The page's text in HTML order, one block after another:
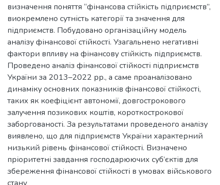
визначення поняття “фінансова стійкість підприємств”,
виокремлено сутність категорії та значення для
підприємств. Побудовано організаційну модель
аналізу фінансової стійкості. Узагальнено негативні
фактори впливу на фінансову стійкість підприємств.
Проведено аналіз фінансової стійкості підприємств
України за 2013–2022 рр., а саме проаналізовано
динаміку основних показників фінансової стійкості,
таких як коефіцієнт автономії, довгострокового
залучення позикових коштів, короткострокової
заборгованості. За результатами проведеного аналізу
виявлено, що для підприємств України характерний
низький рівень фінансової стійкості. Визначено
пріоритетні завдання господарюючих суб’єктів для
збереження фінансової стійкості в умовах військового